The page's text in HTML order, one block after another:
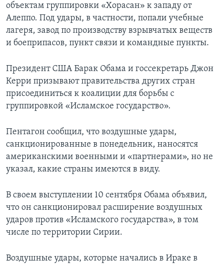
объектам группировки «Хорасан» к западу от
Алеппо. Под удары, в частности, попали учебные
лагеря, завод по производству взрывчатых веществ
и боеприпасов, пункт связи и командные пункты.
Президент США Барак Обама и госсекретарь Джон
Керри призывают правительства других стран
присоединиться к коалиции для борьбы с
группировкой «Исламское государство».
Пентагон сообщил, что воздушные удары,
санкционированные в понедельник, наносятся
американскими военными и «партнерами», но не
указал, какие страны имеются в виду.
В своем выступлении 10 сентября Обама объявил,
что он санкционировал расширение воздушных
ударов против «Исламского государства», в том
числе по территории Сирии.
Воздушные удары, которые начались в Ираке в